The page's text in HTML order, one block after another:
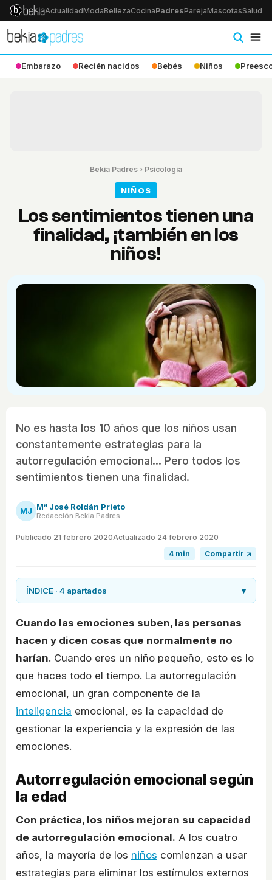
ActualidadModaBellezaCocinaPadresParejaMascotasSalud
Embarazo Recién nacidos Bebés Niños
Bekia Padres › Psicologia
NIÑOS
Los sentimientos tienen una
finalidad, ¡también en los
niños!
No es hasta los 10 años que los niños usan
constantemente estrategias para la
autorregulación emocional... Pero todos los
sentimientos tienen una finalidad.
MJ Mª José Roldán Prieto
Redacción Bekia Padres
Publicado 21 febrero 2020Actualizado 24 febrero 2020
4 min
Compartir ↗
ÍNDICE · 4 apartados ▾
Cuando las emociones suben, las personas
hacen y dicen cosas que normalmente no
harían. Cuando eres un niño pequeño, esto es lo
que haces todo el tiempo. La autorregulación
emocional, un gran componente de la
inteligencia emocional, es la capacidad de
gestionar la experiencia y la expresión de las
emociones.
Autorregulación emocional según
la edad
Con práctica, los niños mejoran su capacidad
de autorregulación emocional. A los cuatro
años, la mayoría de los niños comienzan a usar
estrategias para eliminar los estímulos externos